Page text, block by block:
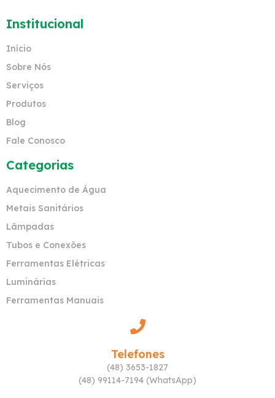
Institucional
Início
Sobre Nós
Serviços
Produtos
Blog
Fale Conosco
Categorias
Aquecimento de Água
Metais Sanitários
Lâmpadas
Tubos e Conexões
Ferramentas Elétricas
Luminárias
Ferramentas Manuais
Telefones
(48) 3653-1827
(48) 99114-7194 (WhatsApp)